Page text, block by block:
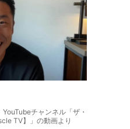
チャンネル「ザ・
TV】」の動画より